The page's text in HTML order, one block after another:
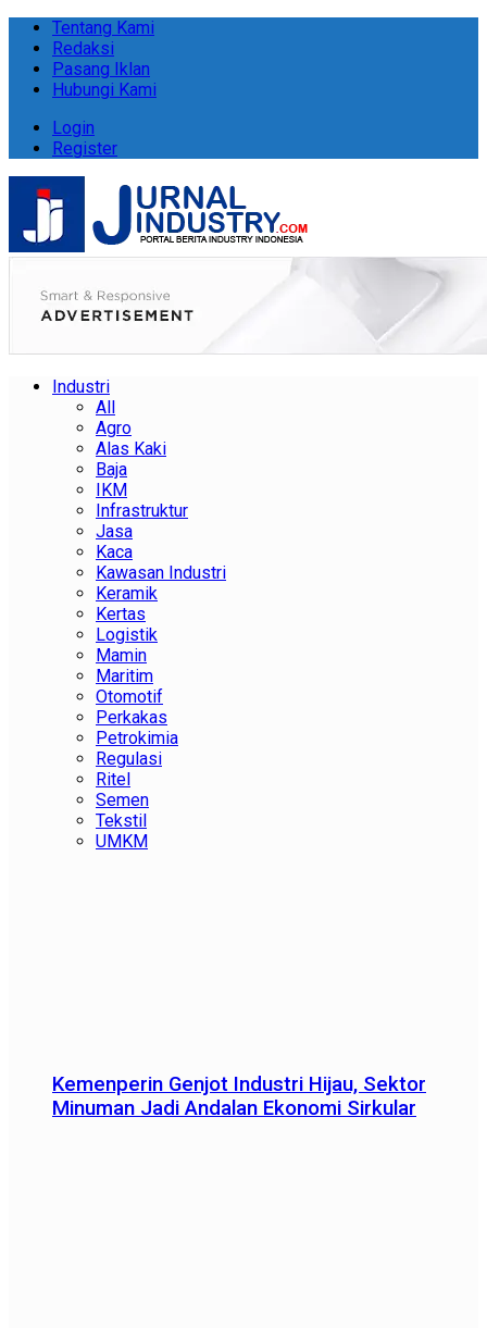
Tentang Kami
Redaksi
Pasang Iklan
Hubungi Kami
Login
Register
Industri
All
Agro
Alas Kaki
Baja
IKM
Infrastruktur
Jasa
Kaca
Kawasan Industri
Keramik
Kertas
Logistik
Mamin
Maritim
Otomotif
Perkakas
Petrokimia
Regulasi
Ritel
Semen
Tekstil
UMKM
Kemenperin Genjot Industri Hijau, Sektor
Minuman Jadi Andalan Ekonomi Sirkular